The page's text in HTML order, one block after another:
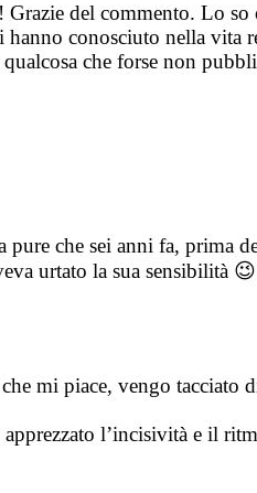
Grazie del commento. Lo
conosciuto nella vita
che forse non
pure che sei anni fa, prima
urtato la sua sensibilità 😉
mi piace, vengo tacciato
l’incisività e il